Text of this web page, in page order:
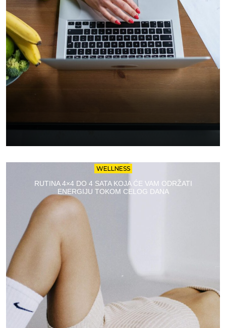
WELLNESS
RUTINA 4×4 DO 4 SATA KOJA ĆE VAM ODRŽATI
ENERGIJU TOKOM CELOG DANA